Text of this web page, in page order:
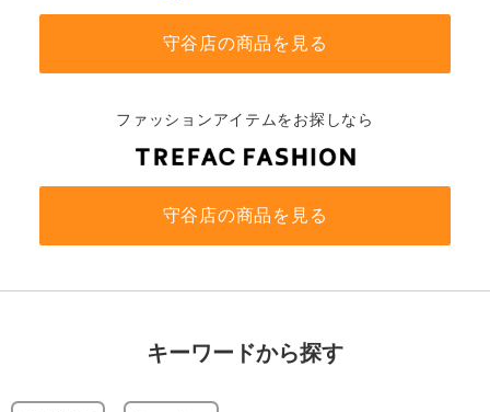
守谷店の商品を見る
ファッションアイテムをお探しなら
守谷店の商品を見る
キーワードから探す